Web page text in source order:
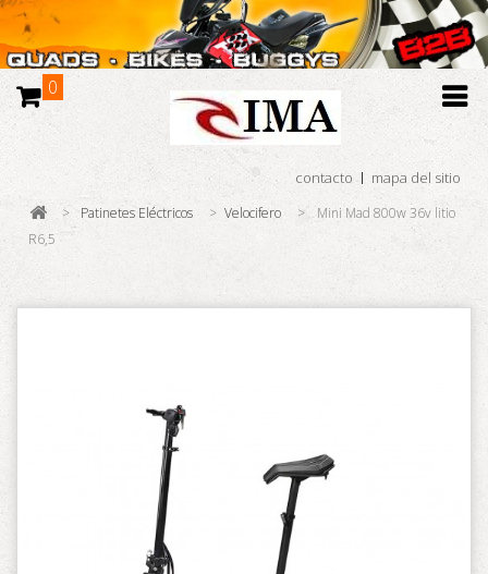
0
contacto mapa del sitio
> Patinetes Eléctricos > Velocifero >
Mini Mad 800w 36v litio
R6,5